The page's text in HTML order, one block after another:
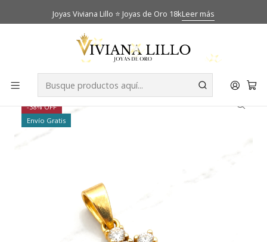
Joyas Viviana Lillo ⭐ Joyas de Oro 18kLeer más
Inicio
Colgante cruz circones Oro 18k
-38% OFF
Envío Gratis